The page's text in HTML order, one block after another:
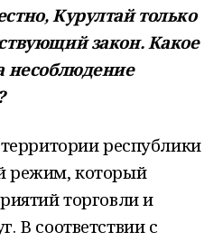
Курултай только
закон. Какое
несоблюдение
республики
режим, который
торговли и
В соответствии с